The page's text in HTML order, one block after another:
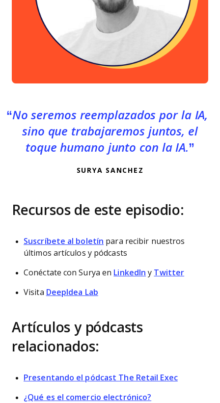
No seremos reemplazados por la IA,
sino que trabajaremos juntos, el
toque humano junto con la IA.
SURYA SANCHEZ
Recursos de este episodio:
Suscríbete al boletín para recibir nuestros
últimos artículos y pódcasts
Conéctate con Surya en LinkedIn y Twitter
Visita DeepIdea Lab
Artículos y pódcasts
relacionados:
Presentando el pódcast The Retail Exec
¿Qué es el comercio electrónico?